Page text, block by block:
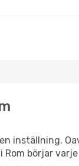
inställning.
börjar